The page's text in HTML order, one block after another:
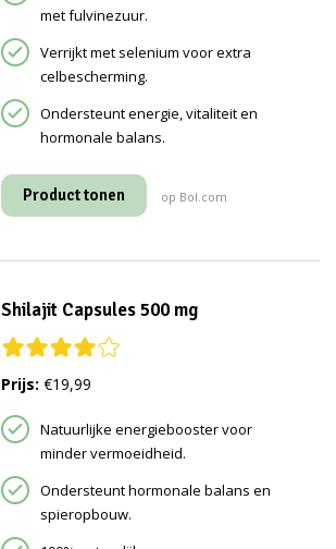
met fulvinezuur.
Verrijkt met selenium voor extra
celbescherming.
Ondersteunt energie, vitaliteit en
hormonale balans.
Product tonen op Bol.com
Shilajit Capsules 500 mg
Prijs: €19,99
Natuurlijke energiebooster voor
minder vermoeidheid.
Ondersteunt hormonale balans en
spieropbouw.